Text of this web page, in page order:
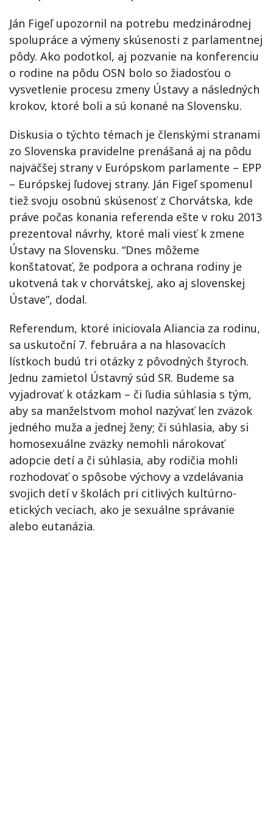
Ján Figeľ upozornil na potrebu medzinárodnej
spolupráce a výmeny skúsenosti z parlamentnej
pôdy. Ako podotkol, aj pozvanie na konferenciu
o rodine na pôdu OSN bolo so žiadosťou o
vysvetlenie procesu zmeny Ústavy a následných
krokov, ktoré boli a sú konané na Slovensku.
Diskusia o týchto témach je členskými stranami
zo Slovenska pravidelne prenášaná aj na pôdu
najväčšej strany v Európskom parlamente – EPP
– Európskej ľudovej strany. Ján Figeľ spomenul
tiež svoju osobnú skúsenosť z Chorvátska, kde
práve počas konania referenda ešte v roku 2013
prezentoval návrhy, ktoré mali viesť k zmene
Ústavy na Slovensku. “Dnes môžeme
konštatovať, že podpora a ochrana rodiny je
ukotvená tak v chorvátskej, ako aj slovenskej
Ústave”, dodal.
Referendum, ktoré iniciovala Aliancia za rodinu,
sa uskutoční 7. februára a na hlasovacích
lístkoch budú tri otázky z pôvodných štyroch.
Jednu zamietol Ústavný súd SR. Budeme sa
vyjadrovať k otázkam – či ľudia súhlasia s tým,
aby sa manželstvom mohol nazývať len zväzok
jedného muža a jednej ženy; či súhlasia, aby si
homosexuálne zväzky nemohli nárokovať
adopcie detí a či súhlasia, aby rodičia mohli
rozhodovať o spôsobe výchovy a vzdelávania
svojich detí v školách pri citlivých kultúrno-
etických veciach, ako je sexuálne správanie
alebo eutanázia.